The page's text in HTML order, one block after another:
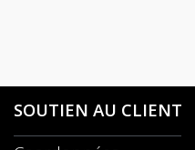
SOUTIEN AU CLIENT